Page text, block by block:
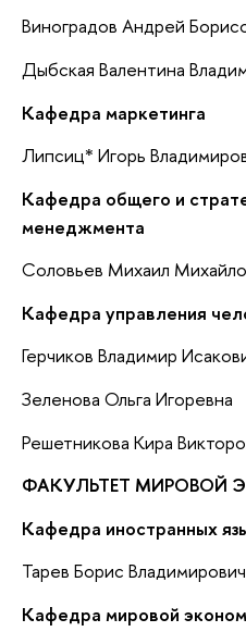
Виноградов Андрей
Дыбская Валентина
Кафедра маркетинга
Липсиц* Игорь
Кафедра общего и
менеджмента
Соловьев Михаил
Кафедра управления
Герчиков Владимир
Зеленова Ольга Игоревна
Решетникова Кира
ФАКУЛЬТЕТ МИРОВОЙ
Кафедра иностранных
Тарев Борис Владимирович
Кафедра мировой